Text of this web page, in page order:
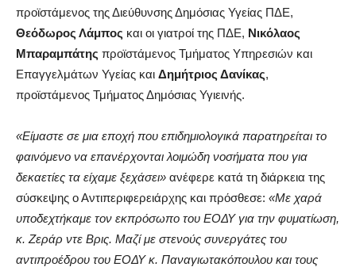
προϊστάμενος της Διεύθυνσης Δημόσιας Υγείας ΠΔΕ,
Θεόδωρος Λάμπος και οι γιατροί της ΠΔΕ, Νικόλαος
Μπαραμπάτης προϊστάμενος Τμήματος Υπηρεσιών και
Επαγγελμάτων Υγείας και Δημήτριος Δανίκας,
προϊστάμενος Τμήματος Δημόσιας Υγιεινής.
«Είμαστε σε μια εποχή που επιδημιολογικά παρατηρείται το
φαινόμενο να επανέρχονται λοιμώδη νοσήματα που για
δεκαετίες τα είχαμε ξεχάσει» ανέφερε κατά τη διάρκεια της
σύσκεψης ο Αντιπεριφερειάρχης και πρόσθεσε: «Με χαρά
υποδεχτήκαμε τον εκπρόσωπο του ΕΟΔΥ για την φυματίωση,
κ. Ζεράρ ντε Βρις. Μαζί με στενούς συνεργάτες του
αντιπροέδρου του ΕΟΔΥ κ. Παναγιωτακόπουλου και τους